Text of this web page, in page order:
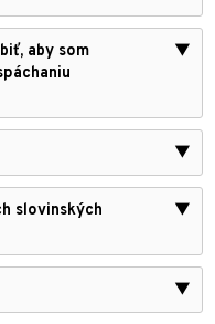
aby som
▼
▼
slovinských
▼
▼